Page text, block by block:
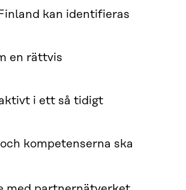
kan identifieras
en rättvis
i ett så tidigt
kompetenserna ska